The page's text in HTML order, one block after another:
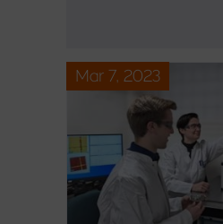
Mar 7, 2023